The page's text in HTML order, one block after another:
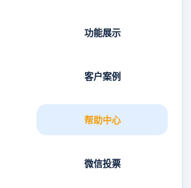
功能展示
客户案例
帮助中心
微信投票